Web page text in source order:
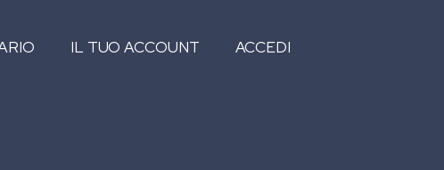
IL TUO ACCOUNT ACCEDI